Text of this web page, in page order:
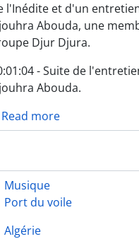
l'Inédite et d'un
Abouda, une
Djur Djura.
- Suite de
Abouda.
Read more
Musique
Port du voile
Algérie